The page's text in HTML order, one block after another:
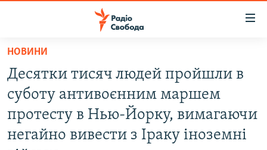
Перейти
основного
матеріалу
Перейти
до
основної
ВСЕ ЗА ДОБУ
СТАТТІ
ПОЛІТИКА
НОВИНИ
Десятки тисяч людей пройшли в
суботу антивоєнним маршем
протесту в Нью-Йорку, вимагаючи
негайно вивести з Іраку іноземні